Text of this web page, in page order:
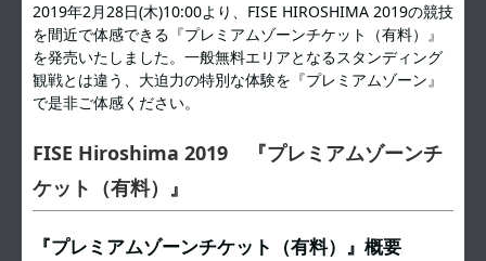
2019年2月28日(木)10:00より、FISE HIROSHIMA 2019の競技
を間近で体感できる『プレミアムゾーンチケット（有料）』
を発売いたしました。一般無料エリアとなるスタンディング
観戦とは違う、大迫力の特別な体験を『プレミアムゾーン』
で是非ご体感ください。
FISE Hiroshima 2019 『プレミアムゾーンチ
ケット（有料）』
『プレミアムゾーンチケット（有料）』概要